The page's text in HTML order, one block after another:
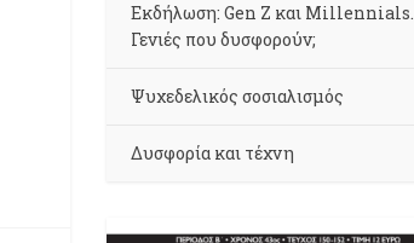
Εκδήλωση: Gen Z και Millennials.
Γενιές που δυσφορούν;
Ψυχεδελικός σοσιαλισμός
Δυσφορία και τέχνη